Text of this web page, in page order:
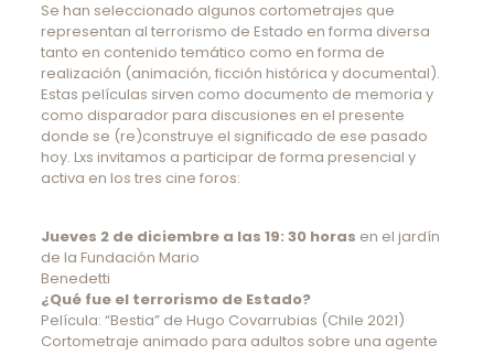
Se han seleccionado algunos cortometrajes que
representan al terrorismo de Estado en forma diversa
tanto en contenido temático como en forma de
realización (animación, ficción histórica y documental).
Estas películas sirven como documento de memoria y
como disparador para discusiones en el presente
donde se (re)construye el significado de ese pasado
hoy. Lxs invitamos a participar de forma presencial y
activa en los tres cine foros:
Jueves 2 de diciembre a las 19: 30 horas en el jardín
de la Fundación Mario
Benedetti
¿Qué fue el terrorismo de Estado?
Película: “Bestia” de Hugo Covarrubias (Chile 2021)
Cortometraje animado para adultos sobre una agente